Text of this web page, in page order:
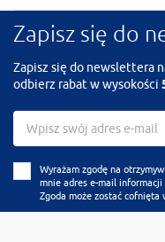
Zapisz się do
Zapisz się do newslettera
odbierz rabat w wysokości
Wyrażam zgodę na
mnie adres e-mail informacji
Zgoda może zostać cofnięta